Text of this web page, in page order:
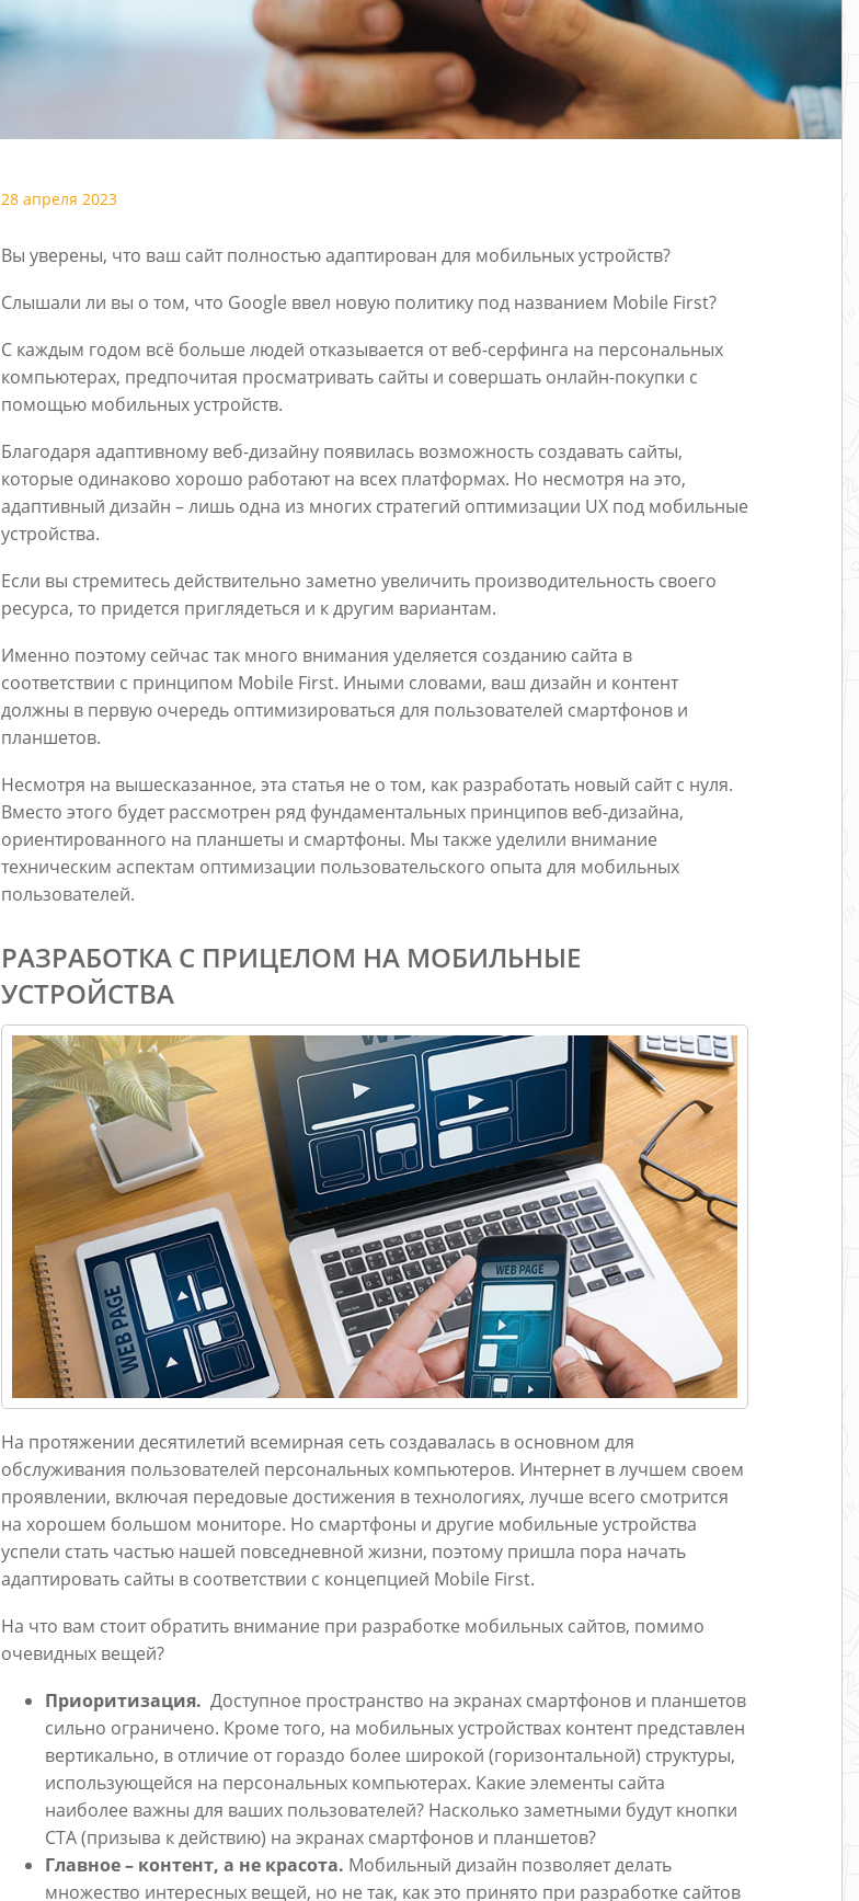
28 апреля 2023
Вы уверены, что ваш сайт полностью адаптирован для мобильных устройств?
Слышали ли вы о том, что Google ввел новую политику под названием Mobile First?
С каждым годом всё больше людей отказывается от веб-серфинга на персональных
компьютерах, предпочитая просматривать сайты и совершать онлайн-покупки с
помощью мобильных устройств.
Благодаря адаптивному веб-дизайну появилась возможность создавать сайты,
которые одинаково хорошо работают на всех платформах. Но несмотря на это,
адаптивный дизайн – лишь одна из многих стратегий оптимизации UX под мобильные
устройства.
Если вы стремитесь действительно заметно увеличить производительность своего
ресурса, то придется приглядеться и к другим вариантам.
Именно поэтому сейчас так много внимания уделяется созданию сайта в
соответствии с принципом Mobile First. Иными словами, ваш дизайн и контент
должны в первую очередь оптимизироваться для пользователей смартфонов и
планшетов.
Несмотря на вышесказанное, эта статья не о том, как разработать новый сайт с нуля.
Вместо этого будет рассмотрен ряд фундаментальных принципов веб-дизайна,
ориентированного на планшеты и смартфоны. Мы также уделили внимание
техническим аспектам оптимизации пользовательского опыта для мобильных
пользователей.
РАЗРАБОТКА С ПРИЦЕЛОМ НА МОБИЛЬНЫЕ
УСТРОЙСТВА
На протяжении десятилетий всемирная сеть создавалась в основном для
обслуживания пользователей персональных компьютеров. Интернет в лучшем своем
проявлении, включая передовые достижения в технологиях, лучше всего смотрится
на хорошем большом мониторе. Но смартфоны и другие мобильные устройства
успели стать частью нашей повседневной жизни, поэтому пришла пора начать
адаптировать сайты в соответствии с концепцией Mobile First.
На что вам стоит обратить внимание при разработке мобильных сайтов, помимо
очевидных вещей?
Приоритизация. Доступное пространство на экранах смартфонов и планшетов
сильно ограничено. Кроме того, на мобильных устройствах контент представлен
вертикально, в отличие от гораздо более широкой (горизонтальной) структуры,
использующейся на персональных компьютерах. Какие элементы сайта
наиболее важны для ваших пользователей? Насколько заметными будут кнопки
CTA (призыва к действию) на экранах смартфонов и планшетов?
Главное – контент, а не красота. Мобильный дизайн позволяет делать
множество интересных вещей, но не так, как это принято при разработке сайтов